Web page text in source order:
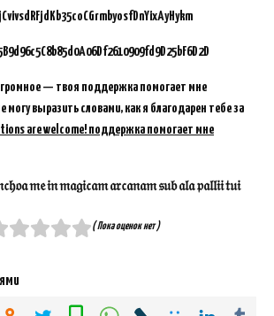
— твоя поддержка помогает мне
могу выразить словами, как я благодарен тебе за
are welcome! поддержка помогает мне
𝔪𝔢 𝔦𝔫 𝔪𝔞𝔤𝔦𝔠𝔞𝔪 𝔞𝔯𝔠𝔞𝔫𝔞𝔪 𝔰𝔲𝔟 𝔞𝔩𝔞 𝔭𝔞𝔩𝔩𝔦𝔦 𝔱𝔲𝔦
( Пока оценок нет )